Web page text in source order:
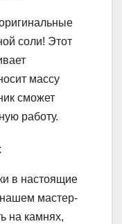
соли! Этот
массу
сможет
работу.
в настоящие
мастер-
на камнях,